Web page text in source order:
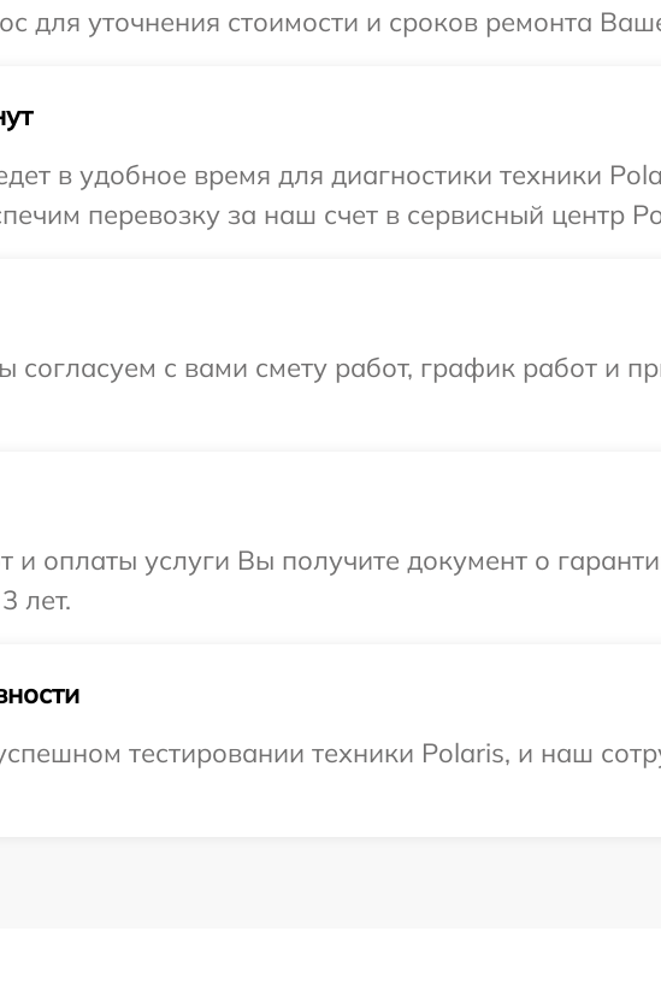
для уточнения стоимости и сроков ремонта
в удобное время для диагностики техники
перевозку за наш счет в сервисный центр
согласуем с вами смету работ, график работ и
и оплаты услуги Вы получите документ о
лет.
тестировании техники Polaris, и наш